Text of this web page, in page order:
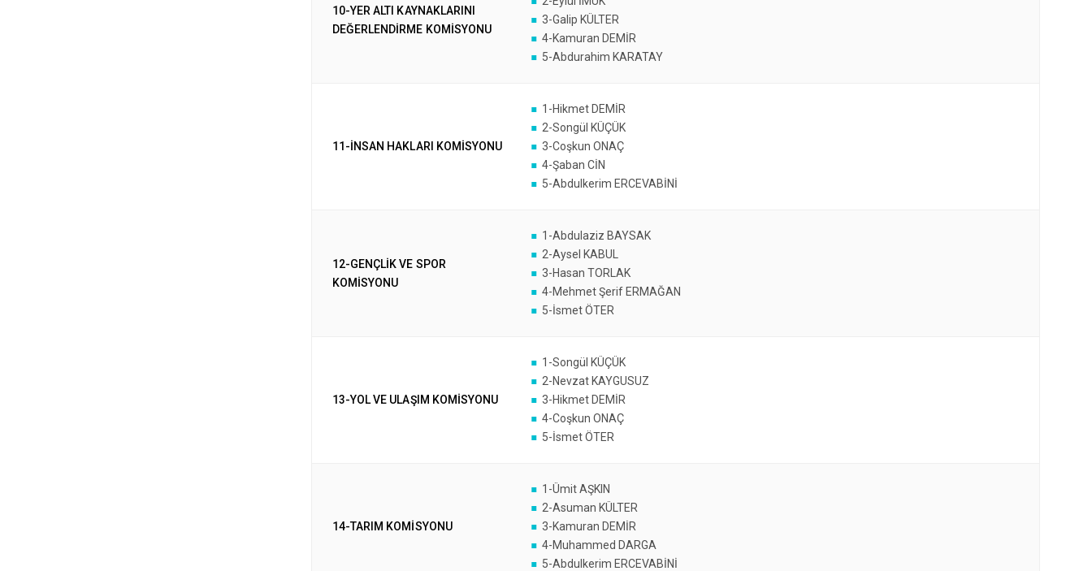
10-YER ALTI KAYNAKLARINI
DEĞERLENDİRME KOMİSYONU
3-Galip KÜLTER
4-Kamuran DEMİR
5-Abdurahim KARATAY
11-İNSAN HAKLARI KOMİSYONU
1-Hikmet DEMİR
2-Songül KÜÇÜK
3-Coşkun ONAÇ
4-Şaban CİN
5-Abdulkerim ERCEVABİNİ
12-GENÇLİK VE SPOR
KOMİSYONU
1-Abdulaziz BAYSAK
2-Aysel KABUL
3-Hasan TORLAK
4-Mehmet Şerif ERMAĞAN
5-İsmet ÖTER
13-YOL VE ULAŞIM KOMİSYONU
1-Songül KÜÇÜK
2-Nevzat KAYGUSUZ
3-Hikmet DEMİR
4-Coşkun ONAÇ
5-İsmet ÖTER
14-TARIM KOMİSYONU
1-Ümit AŞKIN
2-Asuman KÜLTER
3-Kamuran DEMİR
4-Muhammed DARGA
5-Abdulkerim ERCEVABİNİ